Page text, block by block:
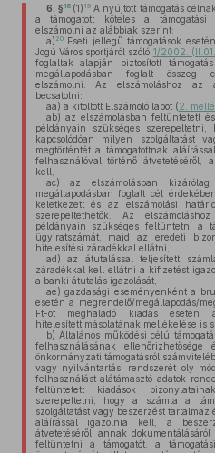
6. § 18 (1) 19A nyújtott támogatás
a támogatott köteles a támogatási
elszámolni az alábbiak szerint:
a) 20Eseti jellegű támogatások
Jogú Város sportjáról szóló 1/2002.
foglaltak alapján biztosított
megállapodásban foglalt összeg
elszámolni. Az elszámoláshoz az
becsatolni:
aa) a kitöltött Elszámoló lapot (2.
ab) az elszámolásban feltüntetett
példányain szükséges
kapcsolódóan milyen szolgáltatást
megtörténtét a támogatottnak
felhasználóval történő átvetetéséről,
kell,
ac) az elszámolásban
megállapodásban foglalt cél
keletkezett és az elszámolási
szerepeltethetők. Az
példányain szükséges feltüntetni a
ügyiratszámát, majd az eredeti
hitelesítési záradékkal ellátni,
ad) az átutalással teljesített
záradékkal kell ellátni a kifizetést
a banki átutalás igazolását,
ae) gazdasági eseményenként a
esetén a megrendelő/megállapodás/
Ft-ot meghaladó kiadás esetén a
hitelesített másolatának mellékelése is
b) Általános működési célú
felhasználásának
önkormányzati támogatásról
vagy nyilvántartási rendszerét oly
felhasználást alátámasztó adatok
feltüntetett kiadások
szerepeltetni, hogy a számla a
szolgáltatást vagy beszerzést tartalmaz
aláírással igazolnia kell, a
átvetetéséről, annak
feltüntetni a támogatót, a